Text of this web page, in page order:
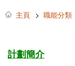
主頁 > 職能分類
計劃簡介